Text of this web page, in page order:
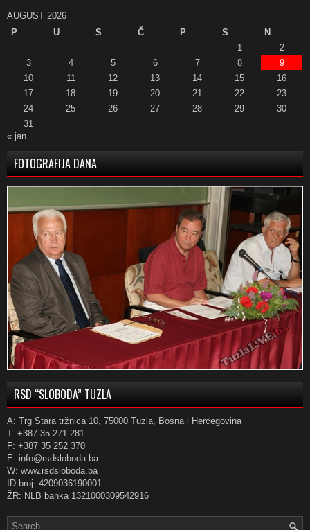
AUGUST 2026
P
U S Č P S
N
1
2
3
4 5 6 7 8
9
10
11 12 13 14 15
16
17
18 19 20 21 22
23
24
25 26 27 28 29
30
31
« jan
FOTOGRAFIJA DANA
RSD “SLOBODA” TUZLA
A: Trg Stara tržnica 10, 75000 Tuzla, Bosna i Hercegovina
T: +387 35 271 281
F: +387 35 252 370
E: info@rsdsloboda.ba
W: www.rsdsloboda.ba
ID broj: 4209036190001
ŽR: NLB banka 1321000309542916